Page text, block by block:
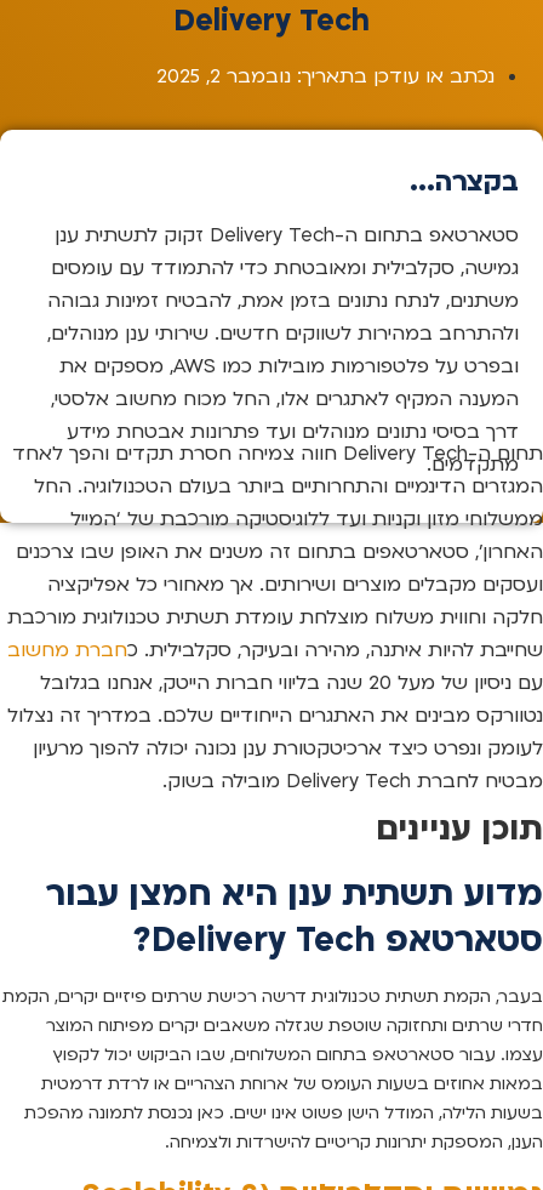
Delivery Tech
נכתב או עודכן בתאריך: נובמבר 2, 2025
בקצרה...
סטארטאפ בתחום ה-Delivery Tech זקוק לתשתית ענן
גמישה, סקלבילית ומאובטחת כדי להתמודד עם עומסים
משתנים, לנתח נתונים בזמן אמת, להבטיח זמינות גבוהה
ולהתרחב במהירות לשווקים חדשים. שירותי ענן מנוהלים,
ובפרט על פלטפורמות מובילות כמו AWS, מספקים את
המענה המקיף לאתגרים אלו, החל מכוח מחשוב אלסטי,
דרך בסיסי נתונים מנוהלים ועד פתרונות אבטחת מידע
מתקדמים.
תחום ה-Delivery Tech חווה צמיחה חסרת תקדים והפך לאחד
המגזרים הדינמיים והתחרותיים ביותר בעולם הטכנולוגיה. החל
ממשלוחי מזון וקניות ועד ללוגיסטיקה מורכבת של ‘המייל
האחרון’, סטארטאפים בתחום זה משנים את האופן שבו צרכנים
ועסקים מקבלים מוצרים ושירותים. אך מאחורי כל אפליקציה
חלקה וחווית משלוח מוצלחת עומדת תשתית טכנולוגית מורכבת
שחייבת להיות איתנה, מהירה ובעיקר, סקלבילית. כחברת מחשוב
עם ניסיון של מעל 20 שנה בליווי חברות הייטק, אנחנו בגלובל
נטוורקס מבינים את האתגרים הייחודיים שלכם. במדריך זה נצלול
לעומק ונפרט כיצד ארכיטקטורת ענן נכונה יכולה להפוך מרעיון
מבטיח לחברת Delivery Tech מובילה בשוק.
תוכן עניינים
מדוע תשתית ענן היא חמצן עבור
סטארטאפ Delivery Tech?
בעבר, הקמת תשתית טכנולוגית דרשה רכישת שרתים פיזיים יקרים, הקמת
חדרי שרתים ותחזוקה שוטפת שגזלה משאבים יקרים מפיתוח המוצר
עצמו. עבור סטארטאפ בתחום המשלוחים, שבו הביקוש יכול לקפוץ
במאות אחוזים בשעות העומס של ארוחת הצהריים או לרדת דרמטית
בשעות הלילה, המודל הישן פשוט אינו ישים. כאן נכנסת לתמונה מהפכת
הענן, המספקת יתרונות קריטיים להישרדות ולצמיחה.